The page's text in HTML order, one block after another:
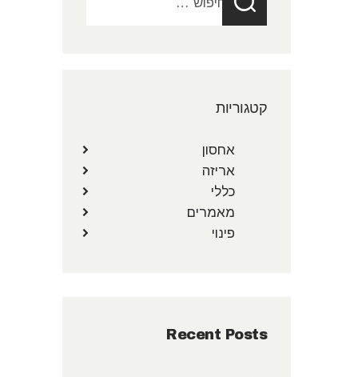
קטגוריות
אחסון
אריזה
כללי
מאמרים
פינוי
Recent Posts